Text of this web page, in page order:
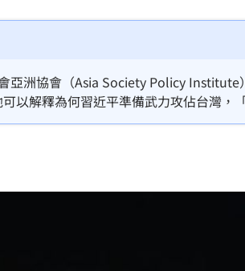
出港課目
是楊光友
辯忘吃藥 22:11
新上架
自主呼吸 22:02
亞洲協會（Asia Society Policy
以解釋為何習近平準備武力攻佔台灣，
，就遭一旁的保全架離，事件持續發燒
會氣到跳起來」